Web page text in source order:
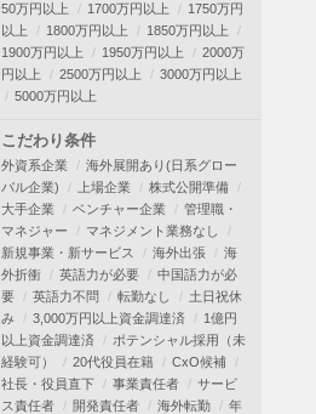
50万円以上
1700万円以上
1750万円
以上
1800万円以上
1850万円以上
1900万円以上
1950万円以上
2000万
円以上
2500万円以上
3000万円以上
5000万円以上
こだわり条件
外資系企業
海外展開あり(日系グロー
バル企業)
上場企業
株式公開準備
大手企業
ベンチャー企業
管理職・
マネジャー
マネジメント業務なし
新規事業・新サービス
海外出張
海
外折衝
英語力が必要
中国語力が必
要
英語力不問 転勤なし
土日祝休
み
3,000万円以上資金調達済
1億円
以上資金調達済
ポテンシャル採用（未
経験可）
20代役員在籍
CxO候補
社長・役員直下
事業責任者
サービ
ス責任者
開発責任者 海外転勤
年